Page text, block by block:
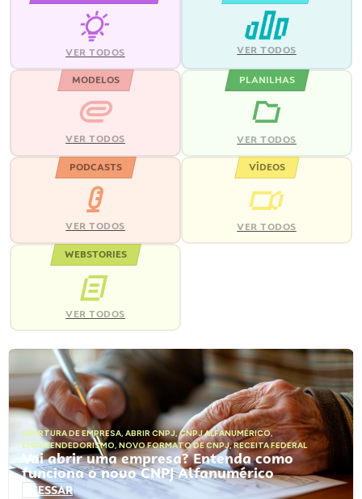
VER TODOS VER TODOS
MODELOS
VER TODOS
PLANILHAS
VER TODOS
PODCASTS
VER TODOS
VÍDEOS
VER TODOS
WEBSTORIES
VER TODOS
ABERTURA DE EMPRESA, ABRIR CNPJ,CNPJ ALFANUMÉRICO,
EMPREENDEDORISMO, NOVO FORMATO DE CNPJ,RECEITA FEDERAL
Vai abrir uma empresa? Entenda como
funciona o novo CNPJ Alfanumérico
ACESSAR